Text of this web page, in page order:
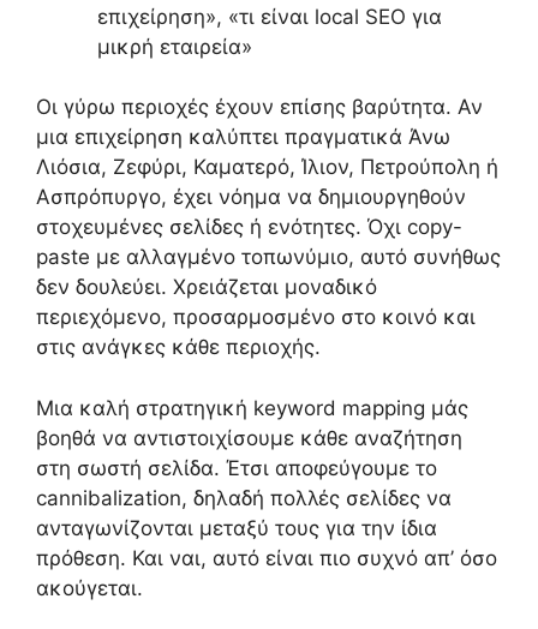
επιχείρηση», «τι είναι local SEO για
μικρή εταιρεία»
Οι γύρω περιοχές έχουν επίσης βαρύτητα. Αν
μια επιχείρηση καλύπτει πραγματικά Άνω
Λιόσια, Ζεφύρι, Καματερό, Ίλιον, Πετρούπολη ή
Ασπρόπυργο, έχει νόημα να δημιουργηθούν
στοχευμένες σελίδες ή ενότητες. Όχι copy-
paste με αλλαγμένο τοπωνύμιο, αυτό συνήθως
δεν δουλεύει. Χρειάζεται μοναδικό
περιεχόμενο, προσαρμοσμένο στο κοινό και
στις ανάγκες κάθε περιοχής.
Μια καλή στρατηγική keyword mapping μάς
βοηθά να αντιστοιχίσουμε κάθε αναζήτηση
στη σωστή σελίδα. Έτσι αποφεύγουμε το
cannibalization, δηλαδή πολλές σελίδες να
ανταγωνίζονται μεταξύ τους για την ίδια
πρόθεση. Και ναι, αυτό είναι πιο συχνό απ’ όσο
ακούγεται.